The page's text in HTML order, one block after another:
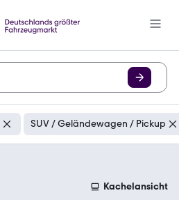
SUV / Geländewagen / Pickup
Kachelansicht